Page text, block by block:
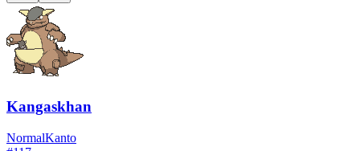
Kangaskhan
NormalKanto